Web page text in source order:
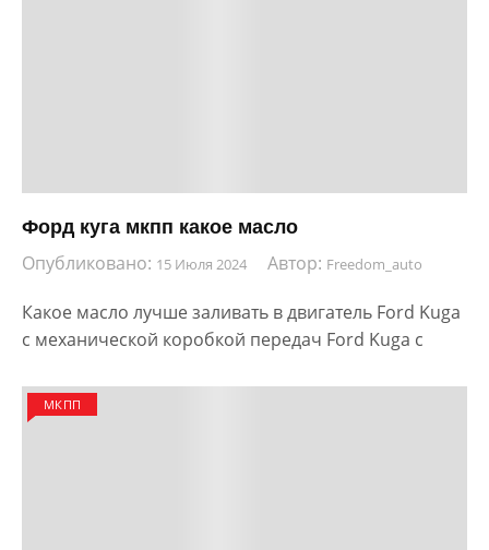
Форд куга мкпп какое масло
Опубликовано: 15 Июля 2024 Автор: Freedom_auto
Какое масло лучше заливать в двигатель Ford Kuga
с механической коробкой передач Ford Kuga с
МКПП